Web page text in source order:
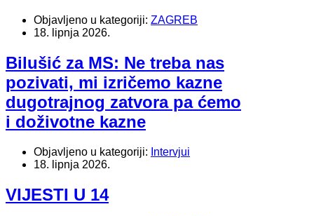
Objavljeno u kategoriji: ZAGREB
18. lipnja 2026.
Bilušić za MS: Ne treba nas
pozivati, mi izričemo kazne
dugotrajnog zatvora pa ćemo
i doživotne kazne
Objavljeno u kategoriji: Intervjui
18. lipnja 2026.
VIJESTI U 14